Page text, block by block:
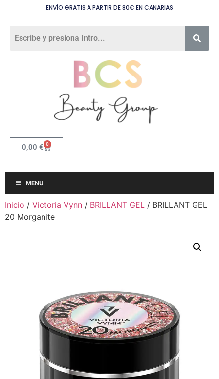
ENVÍO GRATIS A PARTIR DE 80€ EN CANARIAS
0,00 € 0
MENU
Inicio / Victoria Vynn / BRILLANT GEL / BRILLANT GEL
20 Morganite